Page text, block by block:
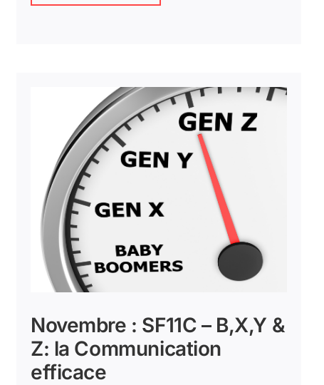
Novembre : SF11C – B,X,Y &
Z: la Communication
efficace